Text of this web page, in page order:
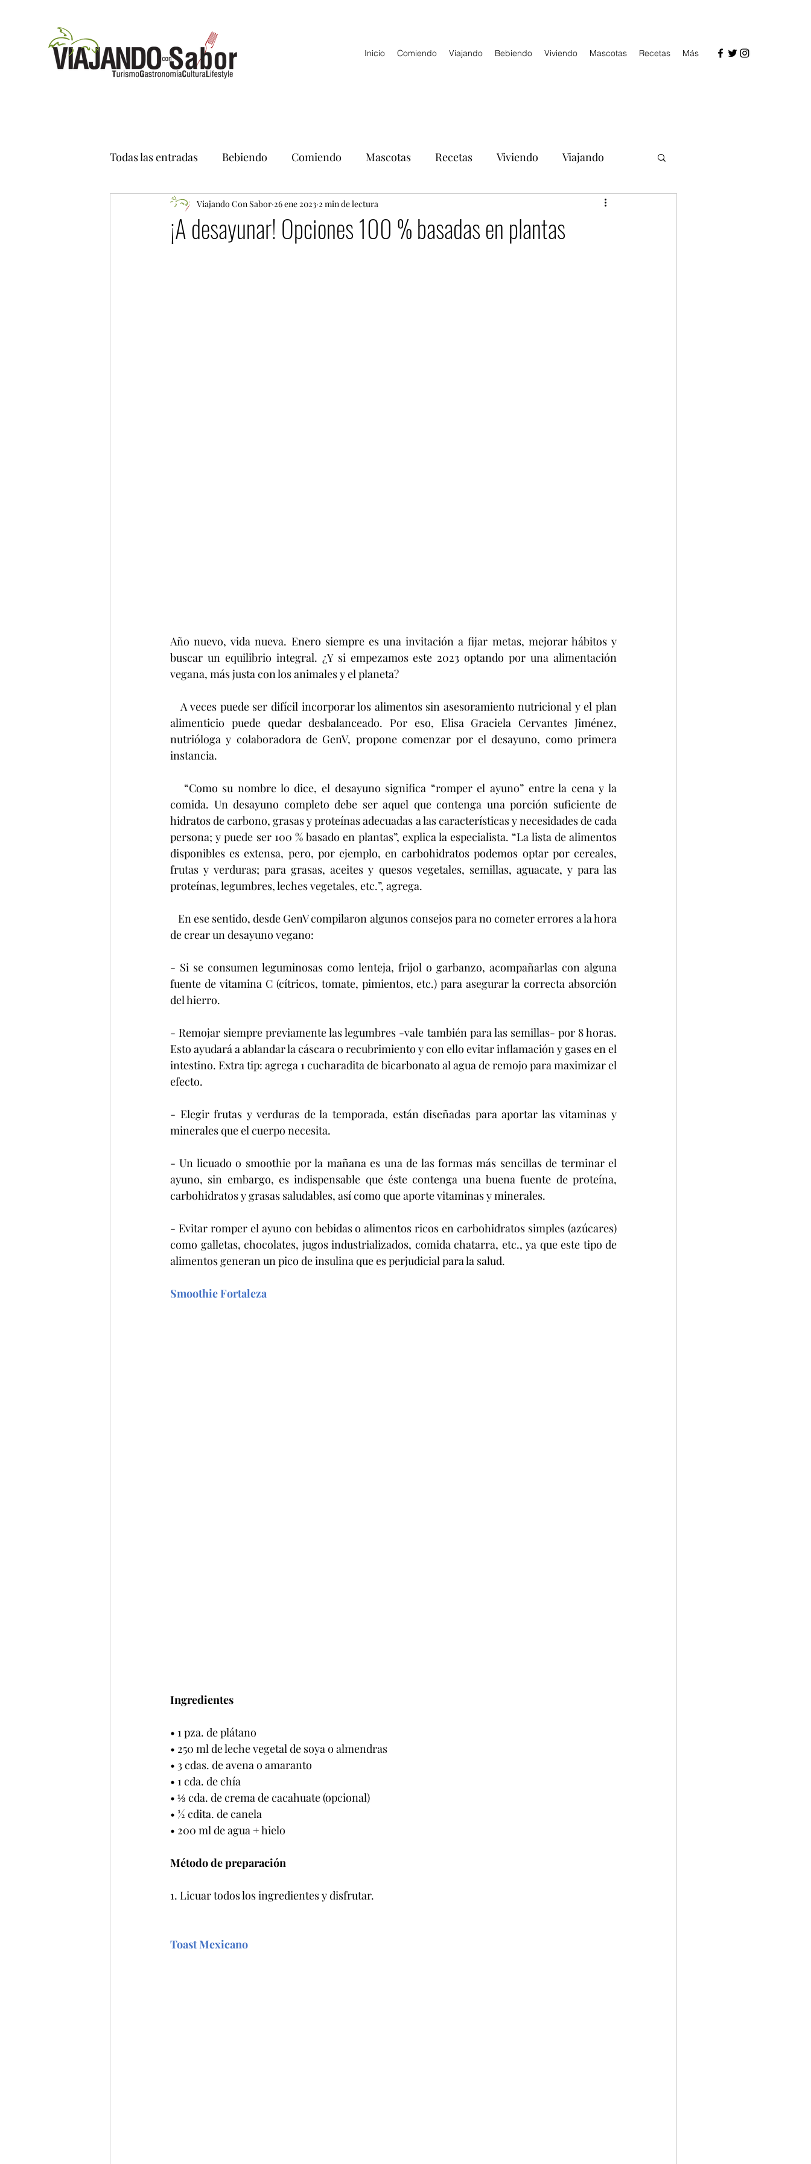
Inicio Comiendo Viajando Bebiendo Viviendo Mascotas Recetas Más
Todas las entradas Bebiendo Comiendo Mascotas Recetas Viviendo Viajando
¡A desayunar! Opciones 100 % basadas en plantas
Viajando Con Sabor 26 ene 2023 2 min de lectura
Año nuevo, vida nueva. Enero siempre es una invitación a fijar metas, mejorar hábitos y
buscar un equilibrio integral. ¿Y si empezamos este 2023 optando por una alimentación
vegana, más justa con los animales y el planeta?
alimenticio puede quedar desbalanceado. Por eso, Elisa Graciela Cervantes Jiménez,
nutrióloga y colaboradora de GenV, propone comenzar por el desayuno, como primera
instancia.
comida. Un desayuno completo debe ser aquel que contenga una porción suficiente de
hidratos de carbono, grasas y proteínas adecuadas a las características y necesidades de cada
persona; y puede ser 100 % basado en plantas”, explica la especialista. “La lista de alimentos
disponibles es extensa, pero, por ejemplo, en carbohidratos podemos optar por cereales,
frutas y verduras; para grasas, aceites y quesos vegetales, semillas, aguacate, y para las
proteínas, legumbres, leches vegetales, etc.”, agrega.
de crear un desayuno vegano:
- Si se consumen leguminosas como lenteja, frijol o garbanzo, acompañarlas con alguna
fuente de vitamina C (cítricos, tomate, pimientos, etc.) para asegurar la correcta absorción
del hierro.
- Remojar siempre previamente las legumbres -vale también para las semillas- por 8 horas.
Esto ayudará a ablandar la cáscara o recubrimiento y con ello evitar inflamación y gases en el
intestino. Extra tip: agrega 1 cucharadita de bicarbonato al agua de remojo para maximizar el
efecto.
- Elegir frutas y verduras de la temporada, están diseñadas para aportar las vitaminas y
minerales que el cuerpo necesita.
- Un licuado o smoothie por la mañana es una de las formas más sencillas de terminar el
ayuno, sin embargo, es indispensable que éste contenga una buena fuente de proteína,
carbohidratos y grasas saludables, así como que aporte vitaminas y minerales.
- Evitar romper el ayuno con bebidas o alimentos ricos en carbohidratos simples (azúcares)
como galletas, chocolates, jugos industrializados, comida chatarra, etc., ya que este tipo de
alimentos generan un pico de insulina que es perjudicial para la salud.
Smoothie Fortaleza
Ingredientes
• 1 pza. de plátano
• 250 ml de leche vegetal de soya o almendras
• 3 cdas. de avena o amaranto
• 1 cda. de chía
• ⅓ cda. de crema de cacahuate (opcional)
• ½ cdita. de canela
• 200 ml de agua + hielo
Método de preparación
1. Licuar todos los ingredientes y disfrutar.
Toast Mexicano